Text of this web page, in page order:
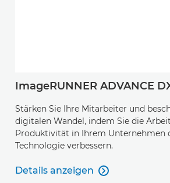
ImageRUNNER ADVANCE
Stärken Sie Ihre Mitarbeiter und
digitalen Wandel, indem Sie die
Produktivität in Ihrem Unternehmen
Technologie verbessern.
Details anzeigen
Details anzeigen
